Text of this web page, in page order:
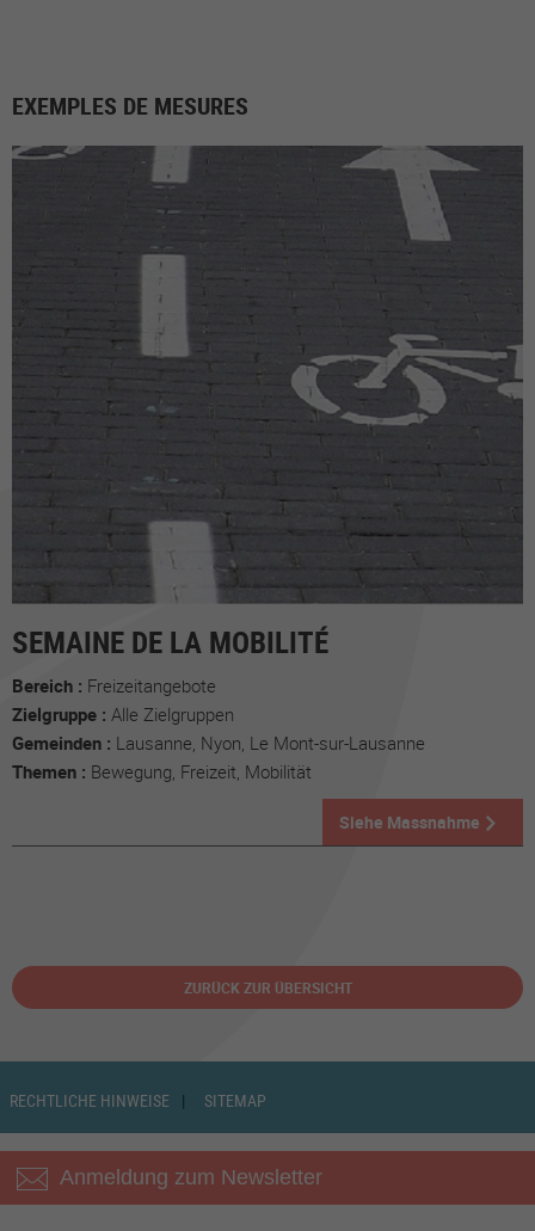
EXEMPLES DE MESURES
SEMAINE DE LA MOBILITÉ
Bereich : Freizeitangebote
Zielgruppe : Alle Zielgruppen
Gemeinden : Lausanne, Nyon, Le Mont-sur-Lausanne
Themen : Bewegung, Freizeit, Mobilität
Siehe Massnahme
ZURÜCK ZUR ÜBERSICHT
RECHTLICHE HINWEISE SITEMAP
Anmeldung zum Newsletter